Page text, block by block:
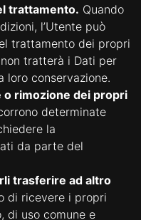
trattamento. Quando
l’Utente può
trattamento dei propri
tratterà i Dati per
loro conservazione.
o rimozione dei propri
determinate
la
da parte del
trasferire ad altro
di ricevere i propri
di uso comune e